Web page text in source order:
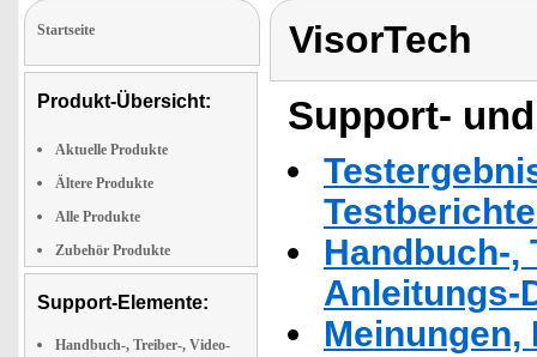
Startseite
Produkt-Übersicht:
Aktuelle Produkte
Ältere Produkte
Alle Produkte
Zubehör Produkte
Support-Elemente:
Handbuch-, Treiber-, Video-
VisorTech
Support-
Handbuch-,
Anleitungs-